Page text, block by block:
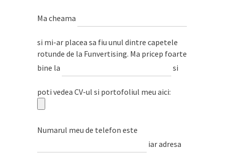
Ma cheama
si mi-ar placea sa fiu unul dintre capetele
rotunde de la Funvertising. Ma pricep foarte
bine la
si
poti vedea CV-ul si portofoliul meu aici:
Numarul meu de telefon este
iar adresa